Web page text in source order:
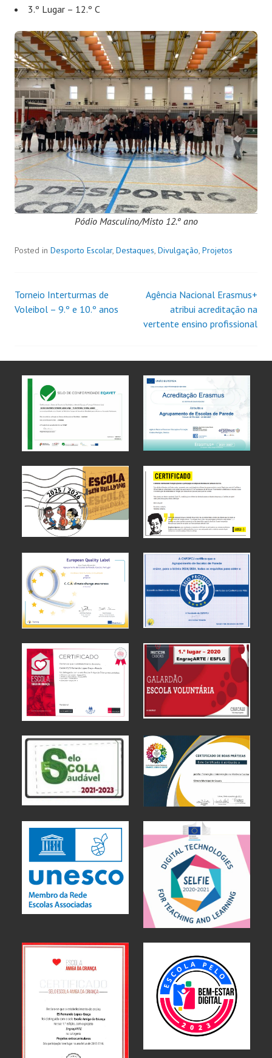
3.º Lugar – 12.º C
Pódio Masculino/Misto 12.º ano
Posted in Desporto Escolar, Destaques, Divulgação, Projetos
Torneio Interturmas de
Voleibol – 9.º e 10.º anos
Agência Nacional Erasmus+
atribui acreditação na
vertente ensino profissional